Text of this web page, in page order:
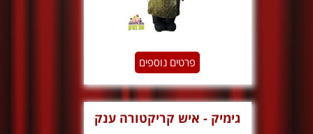
פרטים נוספים
גימיק - איש קריקטורה ענק